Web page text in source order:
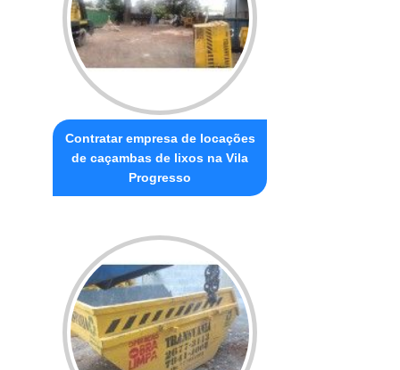
Contratar empresa de locações
de caçambas de lixos na Vila
Progresso